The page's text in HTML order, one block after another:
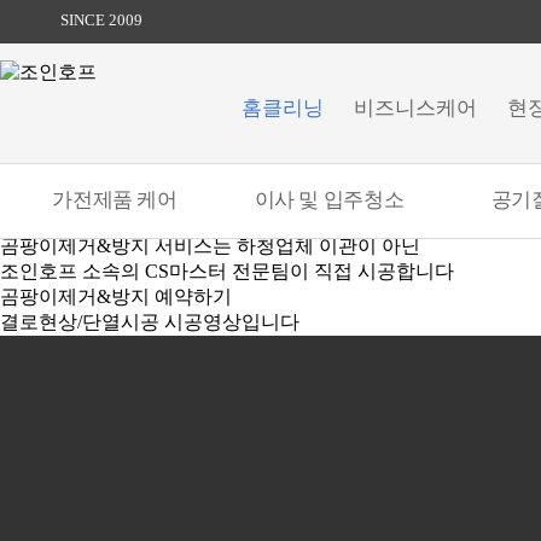
SINCE 2009
홈클리닝 비즈니스케어 현
가전제품 케어 이사 및 입주청소 공기
곰팡이제거&방지 서비스는 하청업체 이관이 아닌
조인호프 소속의 CS마스터 전문팀이 직접 시공합니다
곰팡이제거&방지 예약하기
결로현상/단열시공 시공영상입니다